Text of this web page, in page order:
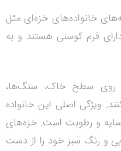
خانواده‌های خزه‌ای مثل
فرم کوسنی هستند و به
روی سطح خاک، سنگ‌ها،
ویژگی‌ اصلی این خانواده
سایه و رطوبت است. خزه‌های
و رنگ سبز خود را از دست